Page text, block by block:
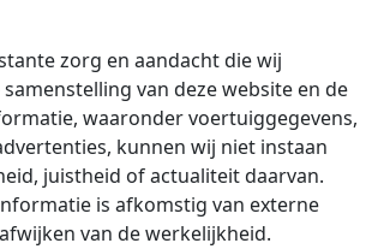
zorg en aandacht die wij
van deze website en de
waaronder voertuiggegevens,
kunnen wij niet instaan
juistheid of actualiteit daarvan.
is afkomstig van externe
van de werkelijkheid.